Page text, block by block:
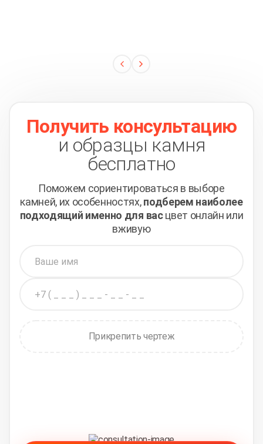
Получить консультацию
и образцы камня
бесплатно
Поможем сориентироваться в выборе
камней, их особенностях,подберем наиболее
подходящий именно для васцвет онлайн или
вживую
Прикрепить чертеж